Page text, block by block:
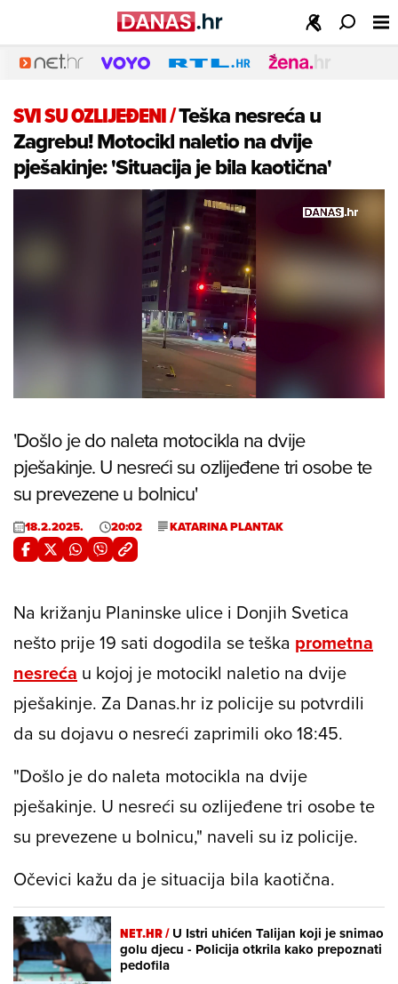
SVI SU OZLIJEĐENI/Teška nesreća u
Zagrebu! Motocikl naletio na dvije
pješakinje: 'Situacija je bila kaotična'
Play
Video
'Došlo je do naleta motocikla na dvije
pješakinje. U nesreći su ozlijeđene tri osobe te
su prevezene u bolnicu'
18.2.2025. 20:02 KATARINA PLANTAK
Na križanju Planinske ulice i Donjih Svetica
nešto prije 19 sati dogodila se teška prometna
nesreća u kojoj je motocikl naletio na dvije
pješakinje. Za Danas.hr iz policije su potvrdili
da su dojavu o nesreći zaprimili oko 18:45.
"Došlo je do naleta motocikla na dvije
pješakinje. U nesreći su ozlijeđene tri osobe te
su prevezene u bolnicu," naveli su iz policije.
Očevici kažu da je situacija bila kaotična.
NET.HR /U Istri uhićen Talijan koji je snimao
golu djecu - Policija otkrila kako prepoznati
pedofila